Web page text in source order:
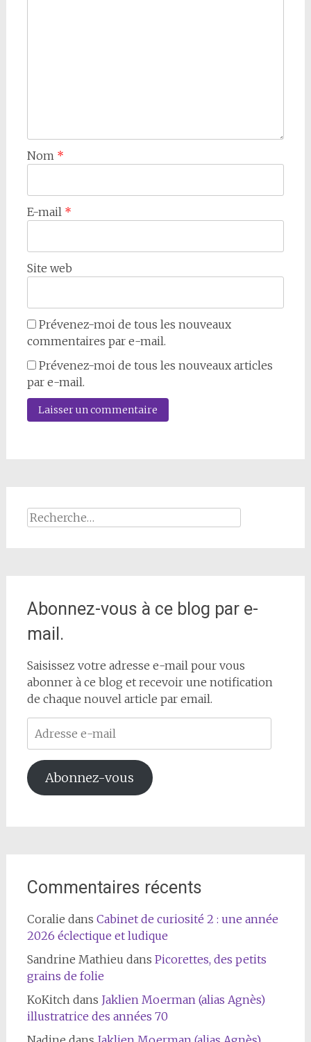
Nom *
E-mail *
Site web
Prévenez-moi de tous les nouveaux
commentaires par e-mail.
Prévenez-moi de tous les nouveaux articles
par e-mail.
Rechercher :
Abonnez-vous à ce blog par e-
mail.
Saisissez votre adresse e-mail pour vous
abonner à ce blog et recevoir une notification
de chaque nouvel article par email.
Adresse
e-
mail
Abonnez-vous
Commentaires récents
Coralie dans Cabinet de curiosité 2 : une année
2026 éclectique et ludique
Sandrine Mathieu dans Picorettes, des petits
grains de folie
KoKitchdans Jaklien Moerman (alias Agnès)
illustratrice des années 70